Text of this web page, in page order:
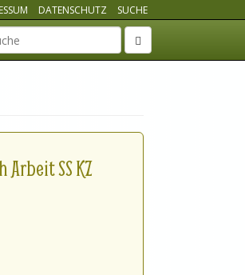
DATENSCHUTZ SUCHE
SS KZ